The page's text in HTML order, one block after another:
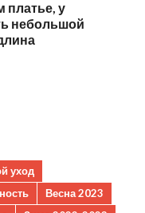
платье, у
небольшой
уход
Весна 2023